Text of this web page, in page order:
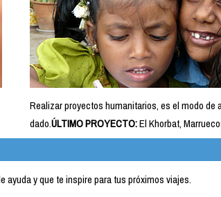
Realizar proyectos humanitarios, es el modo de
dado.ÚLTIMO PROYECTO:El Khorbat,
y que te inspire para tus próximos viajes.